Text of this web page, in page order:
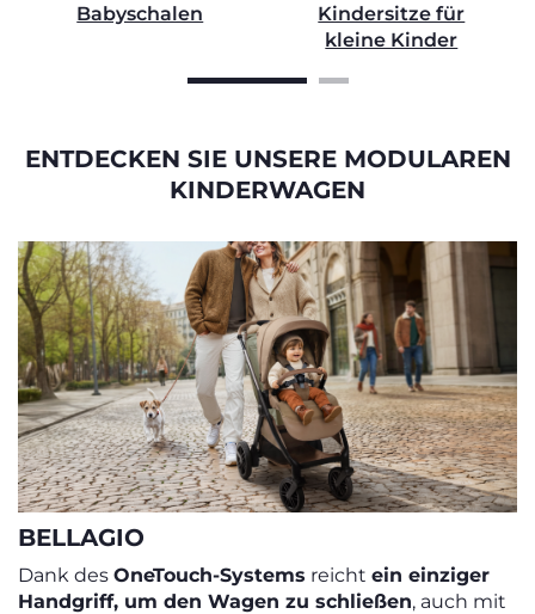
Babyschalen
Kindersitze für
kleine Kinder
ENTDECKEN SIE UNSERE MODULAREN
KINDERWAGEN
BELLAGIO
Dank des OneTouch-Systems reicht ein einziger
Handgriff, um den Wagen zu schließen, auch mit